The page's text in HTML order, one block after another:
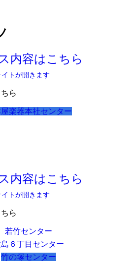
内容はこちら
トが開きます
ら
屋楽器本社センター
内容はこちら
トが開きます
ら
若竹センター
６丁目センター
竹の塚センター